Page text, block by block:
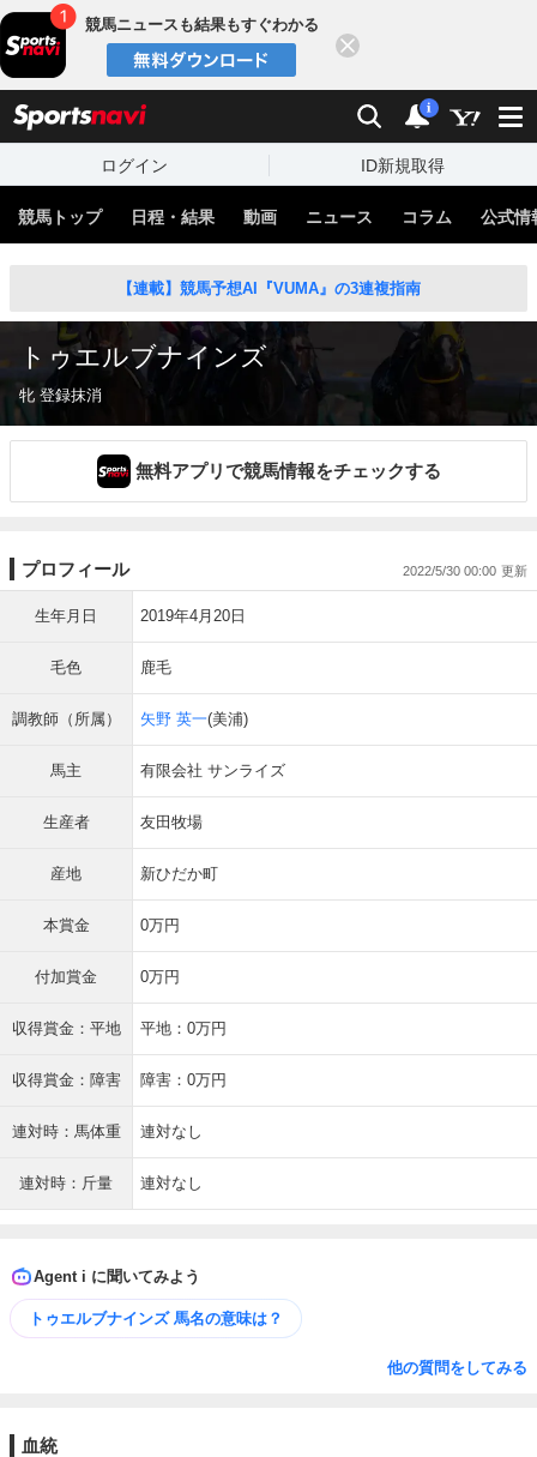
競馬ニュースも結果もすぐわかる
検索 通知
i
ログイン ID新規取得
競馬トップ 日程・結果 動画 ニュース コラム 公式情
【連載】競馬予想AI『VUMA』の3連複指南
トゥエルブナインズ
牝 登録抹消
無料アプリで競馬情報をチェックする
プロフィール 2022/5/30 00:00
生年月日 2019年4月20日
毛色 鹿毛
調教師（所属） 矢野 英一(美浦)
馬主 有限会社 サンライズ
生産者 友田牧場
産地 新ひだか町
本賞金 0万円
付加賞金 0万円
収得賞金：平地 平地：0万円
収得賞金：障害 障害：0万円
連対時：馬体重 連対なし
連対時：斤量 連対なし
Agent i に聞いてみよう
トゥエルブナインズ 馬名の意味は？
他の質問をしてみる
血統